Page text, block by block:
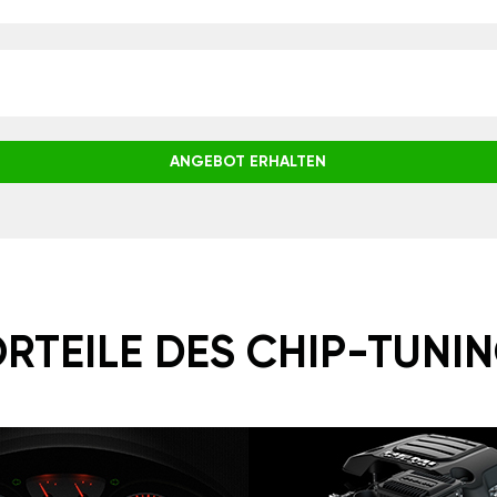
ANGEBOT ERHALTEN
DES CHIP-